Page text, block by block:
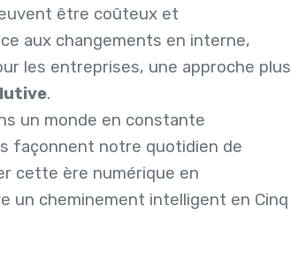
être coûteux et
aux changements en interne,
les entreprises, une approche plus
.
un monde en constante
façonnent notre quotidien de
cette ère numérique en
un cheminement intelligent en Cinq